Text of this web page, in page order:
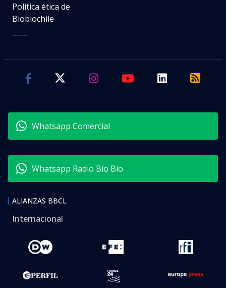
Política ética de
Biobiochile
Whatsapp Comercial
Whatsapp Radio Bío Bío
ALIANZAS BBCL
Internacional